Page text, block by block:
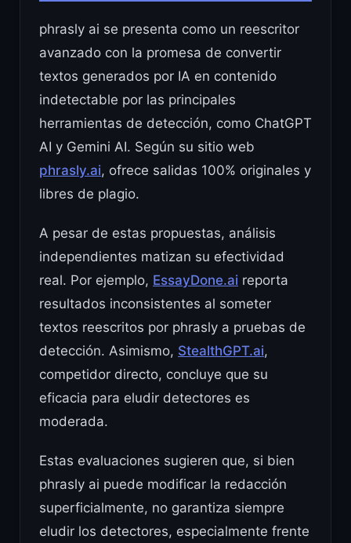
phrasly ai se presenta como un reescritor
avanzado con la promesa de convertir
textos generados por IA en contenido
indetectable por las principales
herramientas de detección, como ChatGPT
AI y Gemini AI. Según su sitio web
phrasly.ai, ofrece salidas 100% originales y
libres de plagio.
A pesar de estas propuestas, análisis
independientes matizan su efectividad
real. Por ejemplo, EssayDone.ai reporta
resultados inconsistentes al someter
textos reescritos por phrasly a pruebas de
detección. Asimismo, StealthGPT.ai,
competidor directo, concluye que su
eficacia para eludir detectores es
moderada.
Estas evaluaciones sugieren que, si bien
phrasly ai puede modificar la redacción
superficialmente, no garantiza siempre
eludir los detectores, especialmente frente